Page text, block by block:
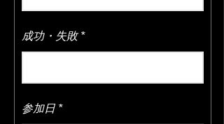
成功・失敗
参加日 *r